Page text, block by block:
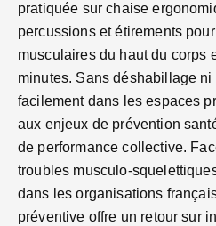
pratiquée sur chaise
percussions et étirements
musculaires du haut du corps
minutes. Sans déshabillage ni
facilement dans les espaces
aux enjeux de prévention
de performance collective.
troubles musculo-
dans les organisations
préventive offre un retour sur